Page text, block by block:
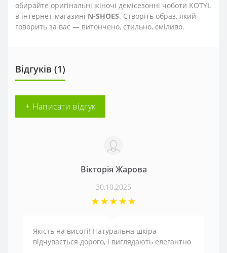
обирайте оригінальні жіночі демісезонні чоботи KOTYL
в інтернет-магазині N-SHOES. Створіть образ, який
говорить за вас — витончено, стильно, сміливо.
Відгуків (1)
+ Написати відгук
Вікторія Жарова
30.10.2025
Якість на висоті! Натуральна шкіра
відчувається дорого, і виглядають елегантно